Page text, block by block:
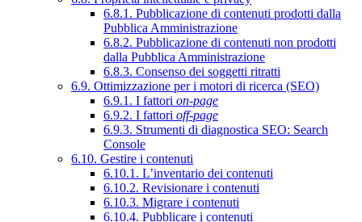
6.8.1. Pubblicazione di contenuti prodotti dalla
Pubblica Amministrazione
6.8.2. Pubblicazione di contenuti non prodotti
dalla Pubblica Amministrazione
6.8.3. Consenso dei soggetti ritratti
6.9. Ottimizzazione per i motori di ricerca (SEO)
6.9.1. I fattori on-page
6.9.2. I fattori off-page
6.9.3. Strumenti di diagnostica SEO: Search
Console
6.10. Gestire i contenuti
6.10.1. L’inventario dei contenuti
6.10.2. Revisionare i contenuti
6.10.3. Migrare i contenuti
6.10.4. Pubblicare i contenuti